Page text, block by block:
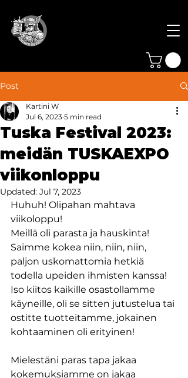
Post
Tuska Festival 2023:
meidän TUSKAEXPO
viikonloppu
Kartini W
Jul 6, 2023 5 min read
Updated: Jul 7, 2023
Huhuh! Olipahan mahtava
viikoloppu!
Meillä oli parasta ja hauskinta!
Saimme kokea niin, niin, niin,
paljon uskomattomia hetkiä
todella upeiden ihmisten kanssa!
Iso kiitos kaikille osastollamme
käyneille, oli se sitten jutustelua tai
ostitte tuotteitamme, jokainen
kohtaaminen oli erityinen!
Mielestäni paras tapa jakaa
kokemuksiamme on jakaa